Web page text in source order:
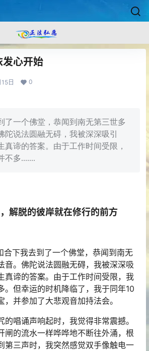
发心开始
日 0
了一个佛堂，恭闻到南无第三世多
陀说法圆融无碍，我被深深吸引
真谛的答案。由于工作时间受限，
不多.......
解脱的彼岸就在修行的前方
合下我去到了一个佛堂，恭闻到南无
音。佛陀说法圆融无碍，我被深深吸
真谛的答案。由于工作时间受限，我
。但幸运的时机降临了，我于同年10
，并参加了大悲观音加持法会。
的唱诵声响起时，我觉得非常震撼。
闸的流水一样哗哗地不断往外涌，根
第三声时，我突然感觉双手像触电一